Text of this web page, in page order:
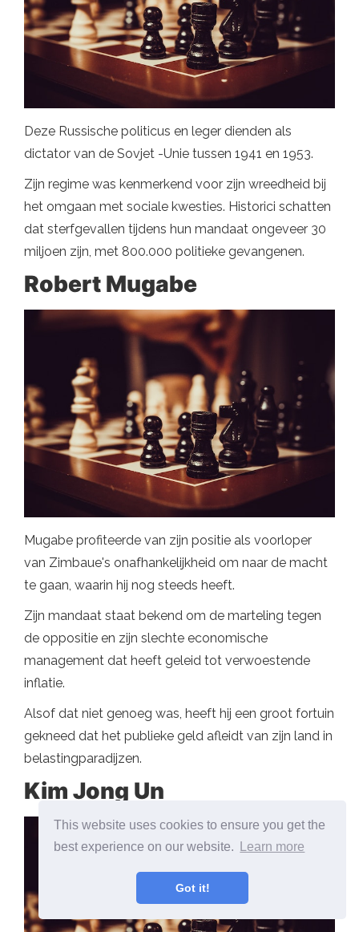
This website uses cookies to ensure you get the
best experience on our website.
Learn more
Got it!
Deze Russische politicus en leger dienden als
dictator van de Sovjet -Unie tussen 1941 en 1953.
Zijn regime was kenmerkend voor zijn wreedheid bij
het omgaan met sociale kwesties. Historici schatten
dat sterfgevallen tijdens hun mandaat ongeveer 30
miljoen zijn, met 800.000 politieke gevangenen.
Robert Mugabe
Mugabe profiteerde van zijn positie als voorloper
van Zimbaue's onafhankelijkheid om naar de macht
te gaan, waarin hij nog steeds heeft.
Zijn mandaat staat bekend om de marteling tegen
de oppositie en zijn slechte economische
management dat heeft geleid tot verwoestende
inflatie.
Alsof dat niet genoeg was, heeft hij een groot fortuin
gekneed dat het publieke geld afleidt van zijn land in
belastingparadijzen.
Kim Jong Un